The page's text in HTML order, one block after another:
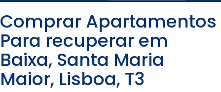
Comprar Apartamentos
Para recuperar em
Baixa, Santa Maria
Maior, Lisboa, T3